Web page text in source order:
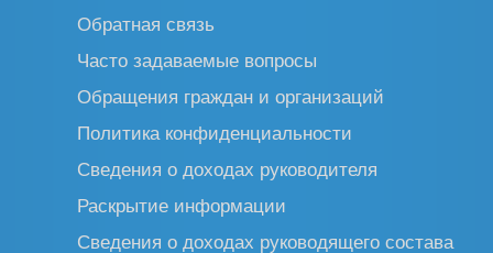
Обратная связь
Часто задаваемые вопросы
Обращения граждан и организаций
Политика конфиденциальности
Сведения о доходах руководителя
Раскрытие информации
Сведения о доходах руководящего состава